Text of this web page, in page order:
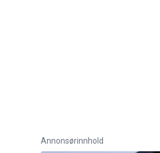
Annonsørinnhold